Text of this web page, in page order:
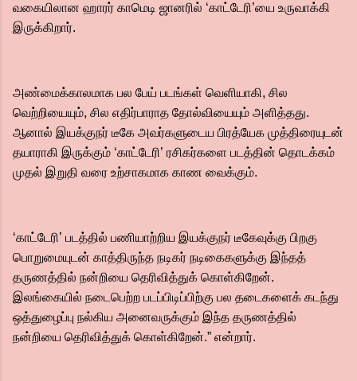
வகையிலான ஹாரர் காமெடி ஜானரில் ‘காட்டேரி’யை உருவாக்கி
இருக்கிறார்.
அண்மைக்காலமாக பல பேய் படங்கள் வெளியாகி, சில
வெற்றியையும், சில எதிர்பாராத தோல்வியையும் அளித்தது.
ஆனால் இயக்குநர் டீகே அவர்களுடைய பிரத்யேக முத்திரையுடன்
தயாராகி இருக்கும் ‘காட்டேரி’ ரசிகர்களை படத்தின் தொடக்கம்
முதல் இறுதி வரை உற்சாகமாக காண வைக்கும்.
‘காட்டேரி’ படத்தில் பணியாற்றிய இயக்குநர் டீகேவுக்கு பிறகு
பொறுமையுடன் காத்திருந்த நடிகர் நடிகைகளுக்கு இந்தத்
தருணத்தில் நன்றியை தெரிவித்துக் கொள்கிறேன்.
இலங்கையில் நடைபெற்ற படப்பிடிப்பிற்கு பல தடைகளைக் கடந்து
ஒத்துழைப்பு நல்கிய அனைவருக்கும் இந்த தருணத்தில்
நன்றியை தெரிவித்துக் கொள்கிறேன்.” என்றார்.